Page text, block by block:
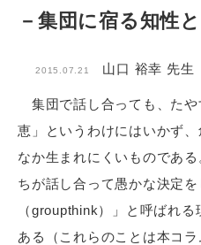
－集団に宿る知性
2015.07.21 山口 裕幸 先生
集団で話し合っても、たや
恵」というわけにはいかず
なか生まれにくいものであ
ちが話し合って愚かな決定
（groupthink）」と呼ばれ
ある（これらのことは本コラ